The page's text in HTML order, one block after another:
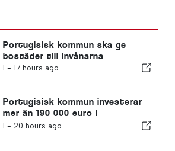
Portugisisk kommun ska ge
bostäder till invånarna
I - 17 hours ago
Portugisisk kommun investerar
mer än 190 000 euro i
vattenförsörjningen
I - 20 hours ago